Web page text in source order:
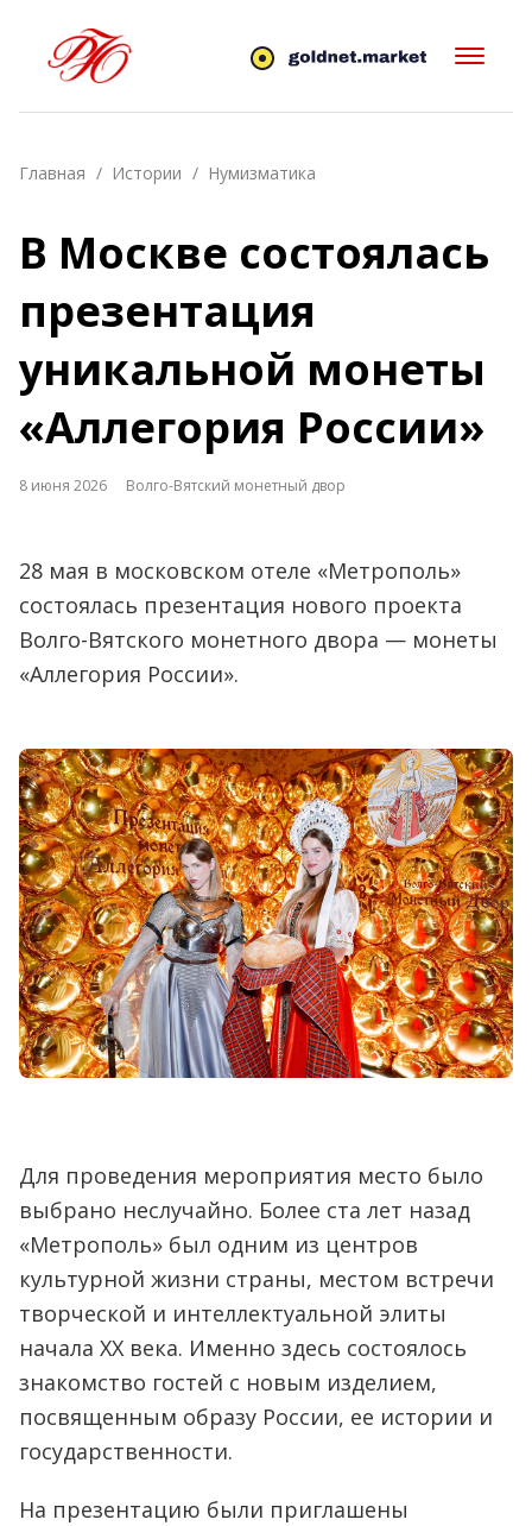
Главная Истории Нумизматика
В Москве состоялась
презентация
уникальной монеты
«Аллегория России»
8 июня 2026 Волго-Вятский монетный двор
28 мая в московском отеле «Метрополь»
состоялась презентация нового проекта
Волго-Вятского монетного двора — монеты
«Аллегория России».
Для проведения мероприятия место было
выбрано неслучайно. Более ста лет назад
«Метрополь» был одним из центров
культурной жизни страны, местом встречи
творческой и интеллектуальной элиты
начала XX века. Именно здесь состоялось
знакомство гостей с новым изделием,
посвященным образу России, ее истории и
государственности.
На презентацию были приглашены